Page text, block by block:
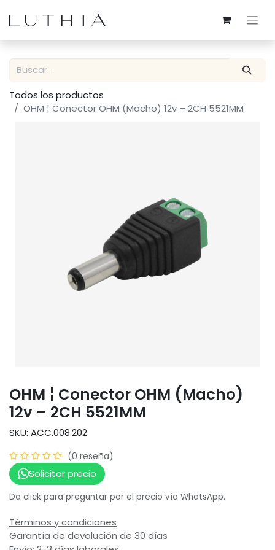
Todos los productos
OHM ¦ Conector OHM (Macho) 12v – 2CH 5521MM
OHM ¦ Conector OHM (Macho)
12v – 2CH 5521MM
SKU: ACC.008.202
(0 reseña)
Solicitar precio
Da click para preguntar por el precio vía WhatsApp.
Términos y condiciones
Garantía de devolución de 30 días